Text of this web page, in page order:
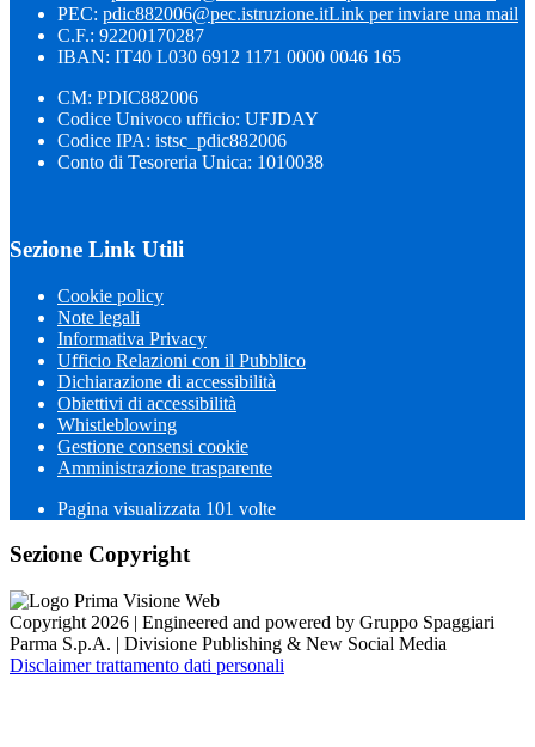
PEC: pdic882006@pec.istruzione.itLink per inviare una mail
C.F.: 92200170287
IBAN: IT40 L030 6912 1171 0000 0046 165
CM: PDIC882006
Codice Univoco ufficio: UFJDAY
Codice IPA: istsc_pdic882006
Conto di Tesoreria Unica: 1010038
Sezione Link Utili
Cookie policy
Note legali
Informativa Privacy
Ufficio Relazioni con il Pubblico
Dichiarazione di accessibilità
Obiettivi di accessibilità
Whistleblowing
Gestione consensi cookie
Amministrazione trasparente
Pagina visualizzata 101 volte
Sezione Copyright
Copyright 2026 | Engineered and powered by Gruppo Spaggiari
Parma S.p.A. | Divisione Publishing & New Social Media
Disclaimer trattamento dati personali